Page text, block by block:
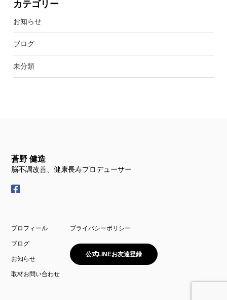
カテゴリー
お知らせ
ブログ
未分類
蒼野 健造
脳不調改善、健康長寿プロデューサー
プロフィール
ブログ
お知らせ
取材お問い合わせ
プライバシーポリシー
公式LINEお友達登録